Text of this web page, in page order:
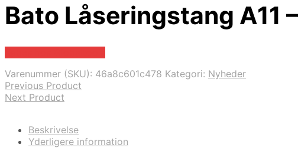
Bato Låseringstang
Varenummer (SKU): 46a8c601c478 Kategori: Nyheder
Previous Product
Next Product
Beskrivelse
Yderligere information